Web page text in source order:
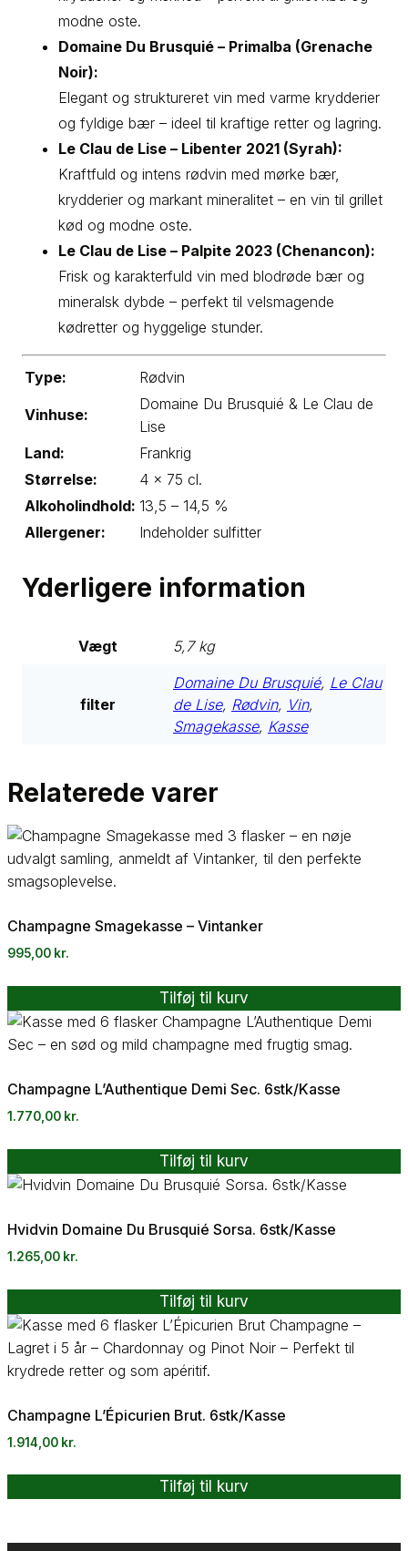
modne oste.
Domaine Du Brusquié – Primalba (Grenache
Noir):
Elegant og struktureret vin med varme krydderier
og fyldige bær – ideel til kraftige retter og lagring.
Le Clau de Lise – Libenter 2021 (Syrah):
Kraftfuld og intens rødvin med mørke bær,
krydderier og markant mineralitet – en vin til grillet
kød og modne oste.
Le Clau de Lise – Palpite 2023 (Chenancon):
Frisk og karakterfuld vin med blodrøde bær og
mineralsk dybde – perfekt til velsmagende
kødretter og hyggelige stunder.
Type: Rødvin
Vinhuse:
Domaine Du Brusquié & Le Clau de
Lise
Land:
Frankrig
Størrelse:
4 x 75 cl.
Alkoholindhold: 13,5 – 14,5 %
Allergener:
Indeholder sulfitter
Yderligere information
Vægt 5,7 kg
filter
Domaine Du Brusquié, Le Clau
de Lise, Rødvin, Vin,
Smagekasse, Kasse
Relaterede varer
Champagne Smagekasse – Vintanker
995,00 kr.
Tilføj til kurv
Champagne L’Authentique Demi Sec. 6stk/Kasse
1.770,00 kr.
Tilføj til kurv
Hvidvin Domaine Du Brusquié Sorsa. 6stk/Kasse
1.265,00 kr.
Tilføj til kurv
Champagne L’Épicurien Brut. 6stk/Kasse
1.914,00 kr.
Tilføj til kurv